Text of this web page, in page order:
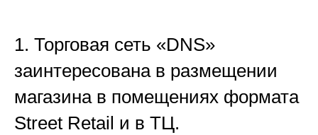
1. Торговая сеть «DNS»
заинтересована в размещении
магазина в помещениях формата
Street Retail и в ТЦ.